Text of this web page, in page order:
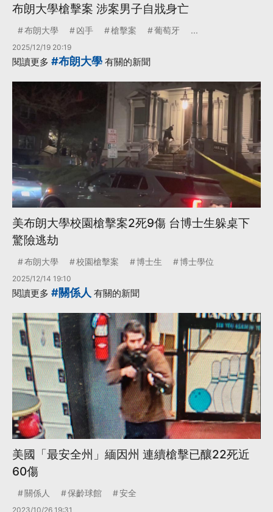
布朗大學槍擊案 涉案男子自戕身亡
布朗大學 凶手 槍擊案 葡萄牙 ...
2025/12/19 20:19
閱讀更多 #布朗大學 有關的新聞
美布朗大學校園槍擊案2死9傷 台博士生躲桌下
驚險逃劫
布朗大學 校園槍擊案 博士生 博士學位
2025/12/14 19:10
閱讀更多 #關係人 有關的新聞
美國「最安全州」緬因州 連續槍擊已釀22死近
60傷
關係人 保齡球館 安全
2023/10/26 19:31